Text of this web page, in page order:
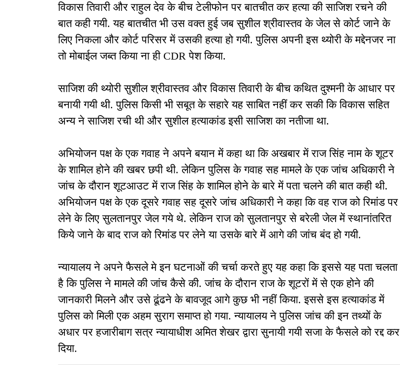
विकास तिवारी और राहुल देव के बीच टेलीफोन पर बातचीत कर हत्या की साजिश रचने की
बात कही गयी. यह बातचीत भी उस वक्त हुई जब सुशील श्रीवास्तव के जेल से कोर्ट जाने के
लिए निकला और कोर्ट परिसर में उसकी हत्या हो गयी. पुलिस अपनी इस थ्योरी के मद्देनजर ना
तो मोबाईल जब्त किया ना ही CDR पेश किया.
साजिश की थ्योरी सुशील श्रीवास्तव और विकास तिवारी के बीच कथित दुश्मनी के आधार पर
बनायी गयी थी. पुलिस किसी भी सबूत के सहारे यह साबित नहीं कर सकी कि विकास सहित
अन्य ने साजिश रची थी और सुशील हत्याकांड इसी साजिश का नतीजा था.
अभियोजन पक्ष के एक गवाह ने अपने बयान में कहा था कि अखबार में राज सिंह नाम के शूटर
के शामिल होने की खबर छपी थी. लेकिन पुलिस के गवाह सह मामले के एक जांच अधिकारी ने
जांच के दौरान शूटआउट में राज सिंह के शामिल होने के बारे में पता चलने की बात कही थी.
अभियोजन पक्ष के एक दूसरे गवाह सह दूसरे जांच अधिकारी ने कहा कि वह राज को रिमांड पर
लेने के लिए सुलतानपुर जेल गये थे. लेकिन राज को सुलतानपुर से बरेली जेल में स्थानांतरित
किये जाने के बाद राज को रिमांड पर लेने या उसके बारे में आगे की जांच बंद हो गयी.
न्यायालय ने अपने फैसले मे इन घटनाओं की चर्चा करते हुए यह कहा कि इससे यह पता चलता
है कि पुलिस ने मामले की जांच कैसे की. जांच के दौरान राज के शूटरों में से एक होने की
जानकारी मिलने और उसे ढूंढने के बावजूद आगे कुछ भी नहीं किया. इससे इस हत्याकांड में
पुलिस को मिली एक अहम सुराग समाप्त हो गया. न्यायालय ने पुलिस जांच की इन तथ्यों के
अधार पर हजारीबाग सत्र न्यायाधीश अमित शेखर द्वारा सुनायी गयी सजा के फैसले को रद्द कर
दिया.